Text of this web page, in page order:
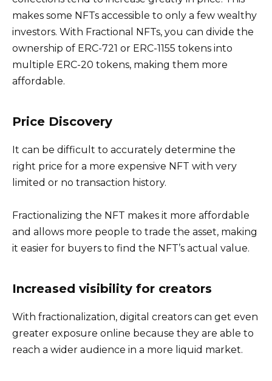
makes some NFTs accessible to only a few wealthy
investors. With Fractional NFTs, you can divide the
ownership of ERC-721 or ERC-1155 tokens into
multiple ERC-20 tokens, making them more
affordable.
Price Discovery
It can be difficult to accurately determine the
right price for a more expensive NFT with very
limited or no transaction history.
Fractionalizing the NFT makes it more affordable
and allows more people to trade the asset, making
it easier for buyers to find the NFT’s actual value.
Increased visibility for creators
With fractionalization, digital creators can get even
greater exposure online because they are able to
reach a wider audience in a more liquid market.